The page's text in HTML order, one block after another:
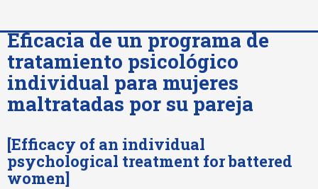
Eficacia de un programa de
tratamiento psicológico
individual para mujeres
maltratadas por su pareja
[Efficacy of an individual
psychological treatment for battered
women]